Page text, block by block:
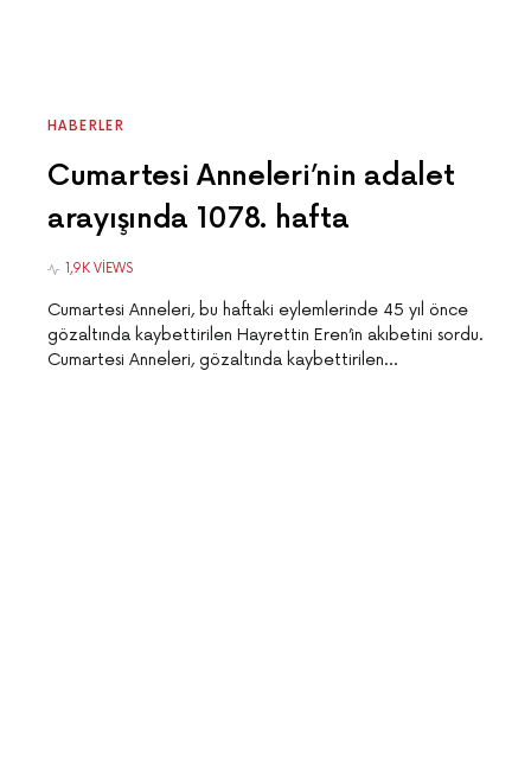
HABERLER
Cumartesi Anneleri’nin adalet
arayışında 1078. hafta
1,9K VIEWS
Cumartesi Anneleri, bu haftaki eylemlerinde 45 yıl önce
gözaltında kaybettirilen Hayrettin Eren’in akıbetini sordu.
Cumartesi Anneleri, gözaltında kaybettirilen…